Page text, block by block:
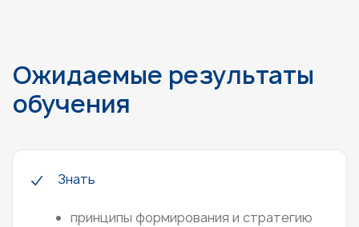
Ожидаемые результаты
обучения
Знать
принципы формирования и стратегию